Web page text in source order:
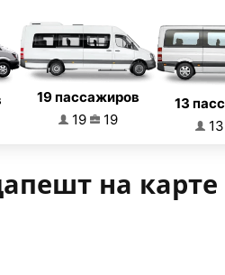
19 пассажиров
19
19
13
13
на карте